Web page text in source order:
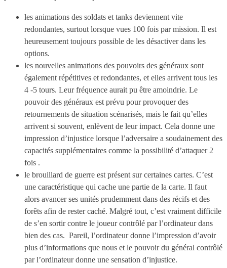
les animations des soldats et tanks deviennent vite
redondantes, surtout lorsque vues 100 fois par mission. Il est
heureusement toujours possible de les désactiver dans les
options.
les nouvelles animations des pouvoirs des généraux sont
également répétitives et redondantes, et elles arrivent tous les
4 -5 tours. Leur fréquence aurait pu être amoindrie. Le
pouvoir des généraux est prévu pour provoquer des
retournements de situation scénarisés, mais le fait qu’elles
arrivent si souvent, enlèvent de leur impact. Cela donne une
impression d’injustice lorsque l’adversaire a soudainement des
capacités supplémentaires comme la possibilité d’attaquer 2
fois .
le brouillard de guerre est présent sur certaines cartes. C’est
une caractéristique qui cache une partie de la carte. Il faut
alors avancer ses unités prudemment dans des récifs et des
forêts afin de rester caché. Malgré tout, c’est vraiment difficile
de s’en sortir contre le joueur contrôlé par l’ordinateur dans
bien des cas. Pareil, l’ordinateur donne l’impression d’avoir
plus d’informations que nous et le pouvoir du général contrôlé
par l’ordinateur donne une sensation d’injustice.